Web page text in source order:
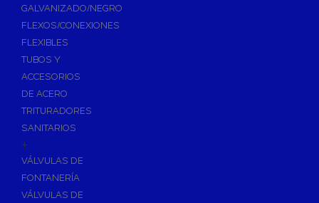
GALVANIZADO/NEGRO
FLEXOS/CONEXIONES
FLEXIBLES
TUBOS Y
ACCESORIOS
DE ACERO
TRITURADORES
SANITARIOS
+
VÁLVULAS DE
FONTANERÍA
VÁLVULAS DE